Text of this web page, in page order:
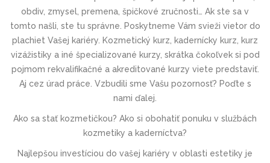
obdiv, zmysel, premena, špičkové zručnosti… Ak ste sa v
tomto našli, ste tu správne. Poskytneme Vám svieži vietor do
plachiet Vašej kariéry. Kozmetický kurz, kadernícky kurz, kurz
vizážistiky a iné špecializované kurzy, skrátka čokoľvek si pod
pojmom rekvalifikačné a akreditované kurzy viete predstaviť.
Aj cez úrad práce. Vzbudili sme Vašu pozornosť? Poďte s
nami ďalej.
Ako sa stať kozmetičkou? Ako si obohatiť ponuku v službách
kozmetiky a kaderníctva?
Najlepšou investíciou do vašej kariéry v oblasti estetiky je